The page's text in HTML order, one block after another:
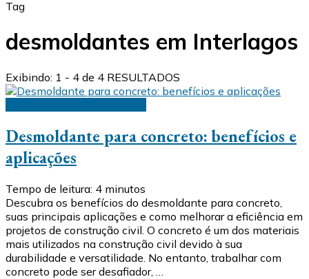
Tag
desmoldantes em Interlagos
Exibindo: 1 - 4 de 4 RESULTADOS
Desmoldante para concreto: benefícios e
aplicações
Tempo de leitura: 4 minutos
Descubra os benefícios do desmoldante para concreto,
suas principais aplicações e como melhorar a eficiência em
projetos de construção civil. O concreto é um dos materiais
mais utilizados na construção civil devido à sua
durabilidade e versatilidade. No entanto, trabalhar com
concreto pode ser desafiador, …